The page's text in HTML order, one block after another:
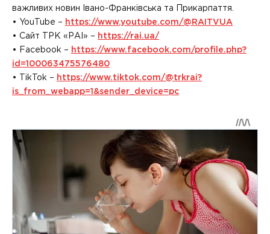
важливих новин Івано-Франківська та Прикарпаття.
• YouTube – https://www.youtube.com/@RAITVUA
• Сайт ТРК «РАІ» – https://rai.ua/
• Facebook – https://www.facebook.com/profile.php?
id=100063475576480
• TikTok – https://www.tiktok.com/@trkrai?
is_from_webapp=1&sender_device=pc